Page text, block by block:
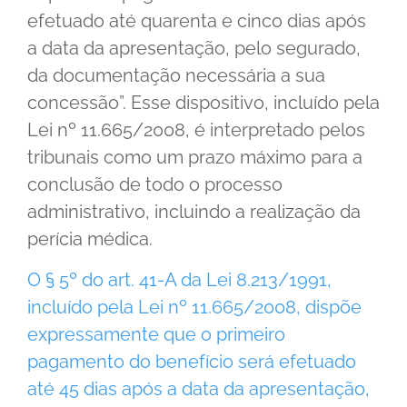
efetuado até quarenta e cinco dias após
a data da apresentação, pelo segurado,
da documentação necessária a sua
concessão”. Esse dispositivo, incluído pela
Lei nº 11.665/2008, é interpretado pelos
tribunais como um prazo máximo para a
conclusão de todo o processo
administrativo, incluindo a realização da
perícia médica.
O § 5º do art. 41-A da Lei 8.213/1991,
incluído pela Lei nº 11.665/2008, dispõe
expressamente que o primeiro
pagamento do benefício será efetuado
até 45 dias após a data da apresentação,